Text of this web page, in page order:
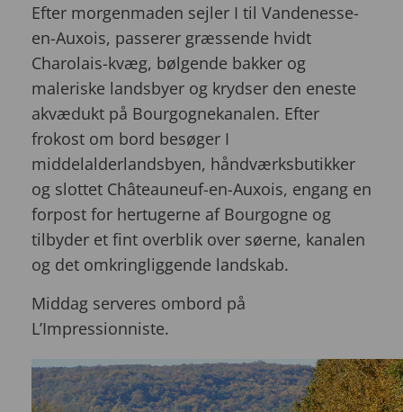
Efter morgenmaden sejler I til Vandenesse-
en-Auxois, passerer græssende hvidt
Charolais-kvæg, bølgende bakker og
maleriske landsbyer og krydser den eneste
akvædukt på Bourgognekanalen. Efter
frokost om bord besøger I
middelalderlandsbyen, håndværksbutikker
og slottet Châteauneuf-en-Auxois, engang en
forpost for hertugerne af Bourgogne og
tilbyder et fint overblik over søerne, kanalen
og det omkringliggende landskab.
Middag serveres ombord på
L’Impressionniste.